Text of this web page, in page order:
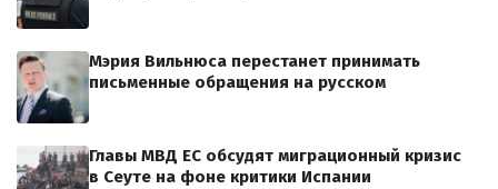
Мэрия Вильнюса перестанет принимать
письменные обращения на русском
Главы МВД ЕС обсудят миграционный кризис
в Сеуте на фоне критики Испании